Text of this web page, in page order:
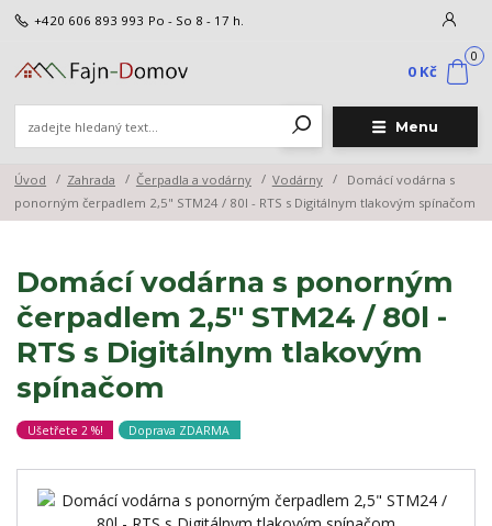
Menu
+420 606 893 993 Po - So 8 - 17 h.
0
0 Kč
Úvod Zahrada Čerpadla a vodárny Vodárny
Domácí vodárna s
ponorným čerpadlem 2,5" STM24 / 80l - RTS s Digitálnym tlakovým spínačom
Domácí vodárna s ponorným
čerpadlem 2,5" STM24 / 80l -
RTS s Digitálnym tlakovým
spínačom
Ušetřete 2 %! Doprava ZDARMA